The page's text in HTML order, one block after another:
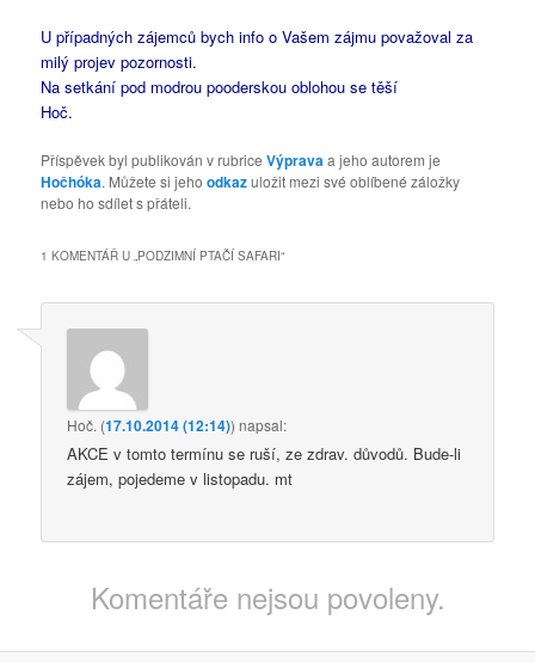
U případných zájemců bych info o Vašem zájmu považoval za
milý projev pozornosti.
Na setkání pod modrou pooderskou oblohou se těší
Hoč.
Příspěvek byl publikován v rubriceVýpravaa jeho autorem je
Hočhóka. Můžete si jehoodkazuložit mezi své oblíbené záložky
nebo ho sdílet s přáteli.
1 KOMENTÁŘ U „ PODZIMNÍ PTAČÍ SAFARI“
Hoč. (17.10.2014 (12:14))napsal:
AKCE v tomto termínu se ruší, ze zdrav. důvodů. Bude-li
zájem, pojedeme v listopadu. mt
Komentáře nejsou povoleny.